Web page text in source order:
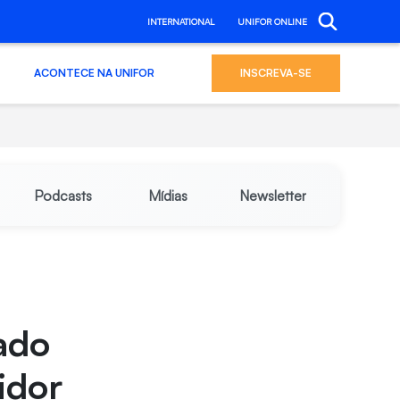
INTERNATIONAL UNIFOR ONLINE
ACONTECE NA UNIFOR INSCREVA-SE
Podcasts Mídias Newsletter